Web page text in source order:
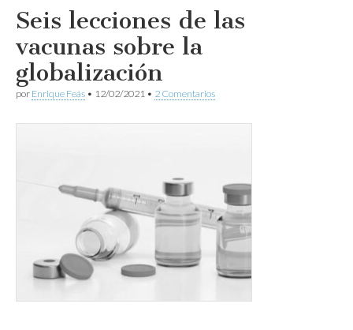
Seis lecciones de las
vacunas sobre la
globalización
por Enrique Feás • 12/02/2021 • 2 Comentarios